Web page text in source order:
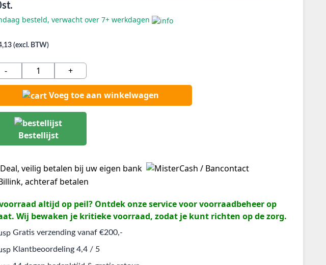
besteld, verwacht over 7+ werkdagen
(excl. BTW)
- +
Voeg toe aan winkelwagen
Bestellijst
voorraad altijd op peil? Ontdek onze service voor voorraadbeheer op
Wij bewaken je kritieke voorraad, zodat je kunt richten op de zorg.
Gratis verzending vanaf €200,-
Klantbeoordeling 4,4 / 5